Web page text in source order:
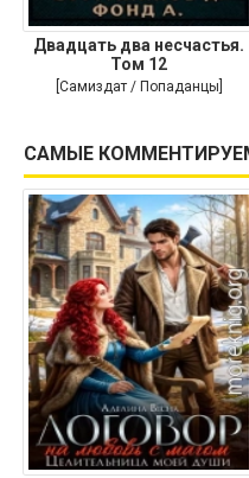
Двадцать два несчастья.
Том 12
[Самиздат / Попаданцы]
САМЫЕ